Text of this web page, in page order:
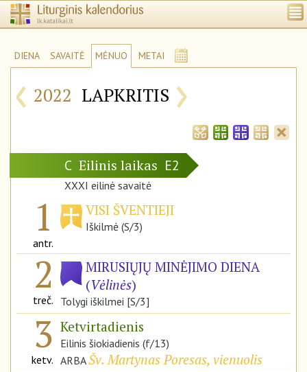
DIENA SAVAITĖ MĖNUO METAI
‹ 2022 LAPKRITIS ›
C Eilinis laikas E2
XXXI eilinė savaitė
1
antr.
VISI ŠVENTIEJI
Iškilmė (S/3)
2
treč.
MIRUSIŲJŲ MINĖJIMO DIENA
(Vėlinės)
Tolygi iškilmei [S/3]
3
ketv.
Ketvirtadienis
Eilinis šiokiadienis (f/13)
ARBAŠv. Martynas Poresas, vienuolis